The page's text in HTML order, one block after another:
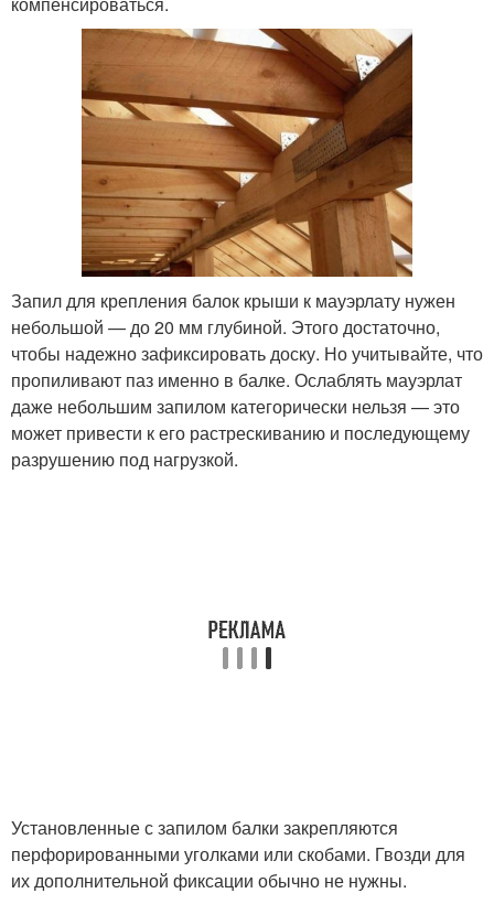
Запил для крепления балок крыши к мауэрлату нужен
небольшой — до 20 мм глубиной. Этого достаточно,
чтобы надежно зафиксировать доску. Но учитывайте, что
пропиливают паз именно в балке. Ослаблять мауэрлат
даже небольшим запилом категорически нельзя — это
может привести к его растрескиванию и последующему
разрушению под нагрузкой.
Установленные с запилом балки закрепляются
перфорированными уголками или скобами. Гвозди для
их дополнительной фиксации обычно не нужны.